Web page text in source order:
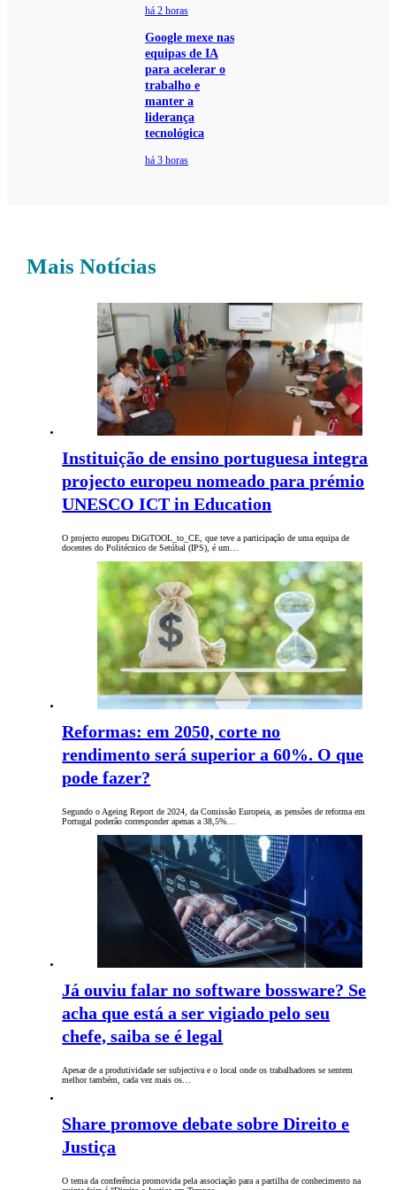
há 2 horas
Google mexe nas
equipas de IA
para acelerar o
trabalho e
manter a
liderança
tecnológica
há 3 horas
Mais Notícias
Instituição de ensino portuguesa integra
projecto europeu nomeado para prémio
UNESCO ICT in Education
O projecto europeu DiGiTOOL_to_CE, que teve a participação de uma equipa de
docentes do Politécnico de Setúbal (IPS), é um…
Reformas: em 2050, corte no
rendimento será superior a 60%. O que
pode fazer?
Segundo o Ageing Report de 2024, da Comissão Europeia, as pensões de reforma em
Portugal poderão corresponder apenas a 38,5%…
Já ouviu falar no software bossware? Se
acha que está a ser vigiado pelo seu
chefe, saiba se é legal
Apesar de a produtividade ser subjectiva e o local onde os trabalhadores se sentem
melhor também, cada vez mais os…
Share promove debate sobre Direito e
Justiça
O tema da conferência promovida pela associação para a partilha de conhecimento na